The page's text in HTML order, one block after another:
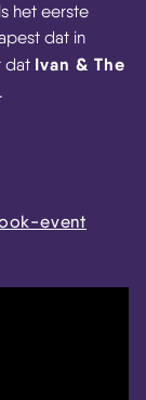
het eerste
dat in
dat Ivan & The
event